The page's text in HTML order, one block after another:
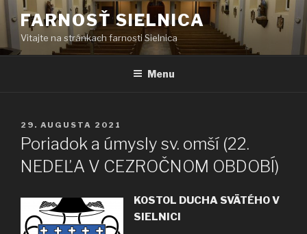
Prejsť
na
obsah
FARNOSŤ SIELNICA
Vitajte na stránkach farnosti Sielnica
Menu
PUBLIKOVANÉ
29. AUGUSTA 2021
Poriadok a úmysly sv. omší (22.
NEDEĽA V CEZROČNOM OBDOBÍ)
KOSTOL DUCHA SVÄTÉHO V
SIELNICI